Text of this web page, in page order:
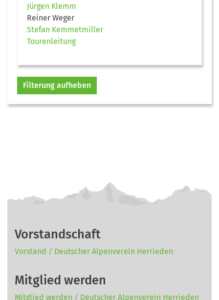
Jürgen Klemm
Reiner Weger
Stefan Kemmetmiller
Tourenleitung
Filterung aufheben
Vorstandschaft
Vorstand / Deutscher Alpenverein Herrieden
Mitglied werden
Mitglied werden / Deutscher Alpenverein Herrieden